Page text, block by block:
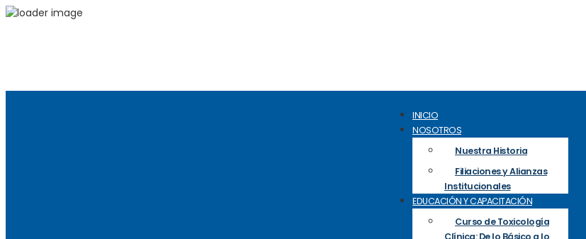
INICIO
NOSOTROS
Nuestra Historia
Filiaciones y Alianzas
Institucionales
EDUCACIÓN Y CAPACITACIÓN
Curso de Toxicología
Clínica: De lo Básico a lo